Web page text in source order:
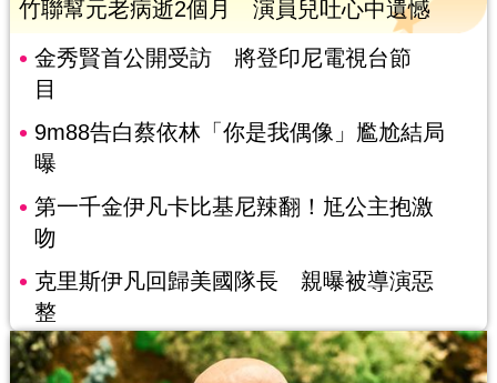
竹聯幫元老病逝2個月 演員兒吐心中遺憾
金秀賢首公開受訪 將登印尼電視台節
目
9m88告白蔡依林「你是我偶像」尷尬結局
曝
第一千金伊凡卡比基尼辣翻！尪公主抱激
吻
克里斯伊凡回歸美國隊長 親曝被導演惡
整